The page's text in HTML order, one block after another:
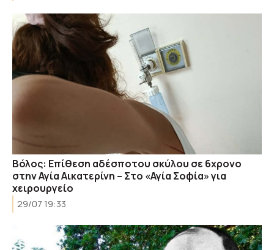
Βόλος: Επίθεση αδέσποτου σκύλου σε 6χρονο
στην Αγία Αικατερίνη – Στο «Αγία Σοφία» για
χειρουργείο
29/07 19:33